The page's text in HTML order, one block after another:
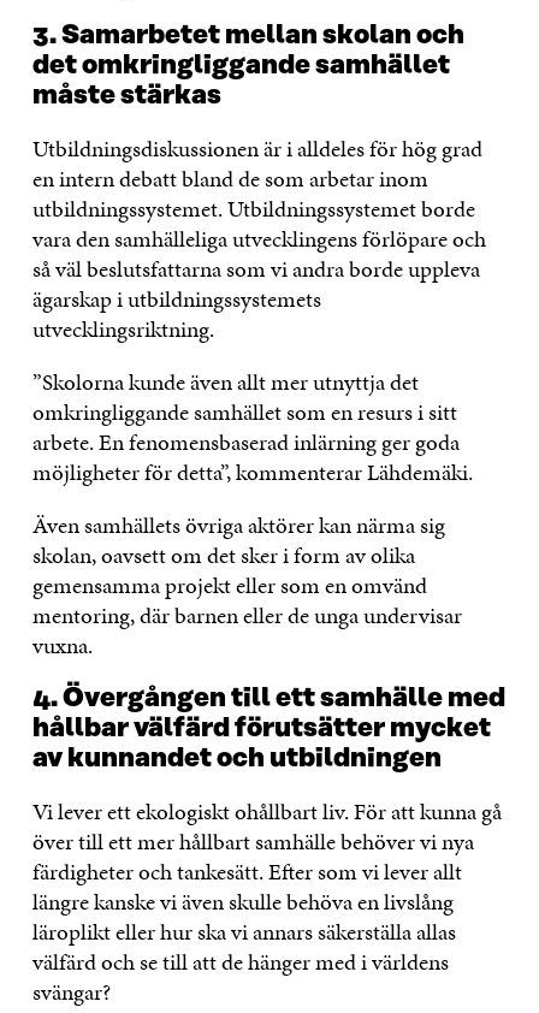
3. Samarbetet mellan skolan och
det omkringliggande samhället
måste stärkas
Utbildningsdiskussionen är i alldeles för hög grad
en intern debatt bland de som arbetar inom
utbildningssystemet. Utbildningssystemet borde
vara den samhälleliga utvecklingens förlöpare och
så väl beslutsfattarna som vi andra borde uppleva
ägarskap i utbildningssystemets
utvecklingsriktning.
”Skolorna kunde även allt mer utnyttja det
omkringliggande samhället som en resurs i sitt
arbete. En fenomensbaserad inlärning ger goda
möjligheter för detta”, kommenterar Lähdemäki.
Även samhällets övriga aktörer kan närma sig
skolan, oavsett om det sker i form av olika
gemensamma projekt eller som en omvänd
mentoring, där barnen eller de unga undervisar
vuxna.
4. Övergången till ett samhälle med
hållbar välfärd förutsätter mycket
av kunnandet och utbildningen
Vi lever ett ekologiskt ohållbart liv. För att kunna gå
över till ett mer hållbart samhälle behöver vi nya
färdigheter och tankesätt. Efter som vi lever allt
längre kanske vi även skulle behöva en livslång
läroplikt eller hur ska vi annars säkerställa allas
välfärd och se till att de hänger med i världens
svängar?